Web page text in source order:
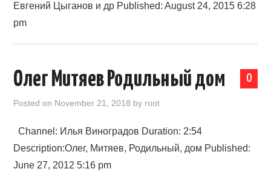
Евгений Цыганов и др Published: August 24, 2015 6:28
pm
0
Олег Митяев Родильный дом
Posted on November 21, 2018 by root
Channel: Илья Виноградов Duration: 2:54
Description:Олег, Митяев, Родильный, дом Published:
June 27, 2012 5:16 pm